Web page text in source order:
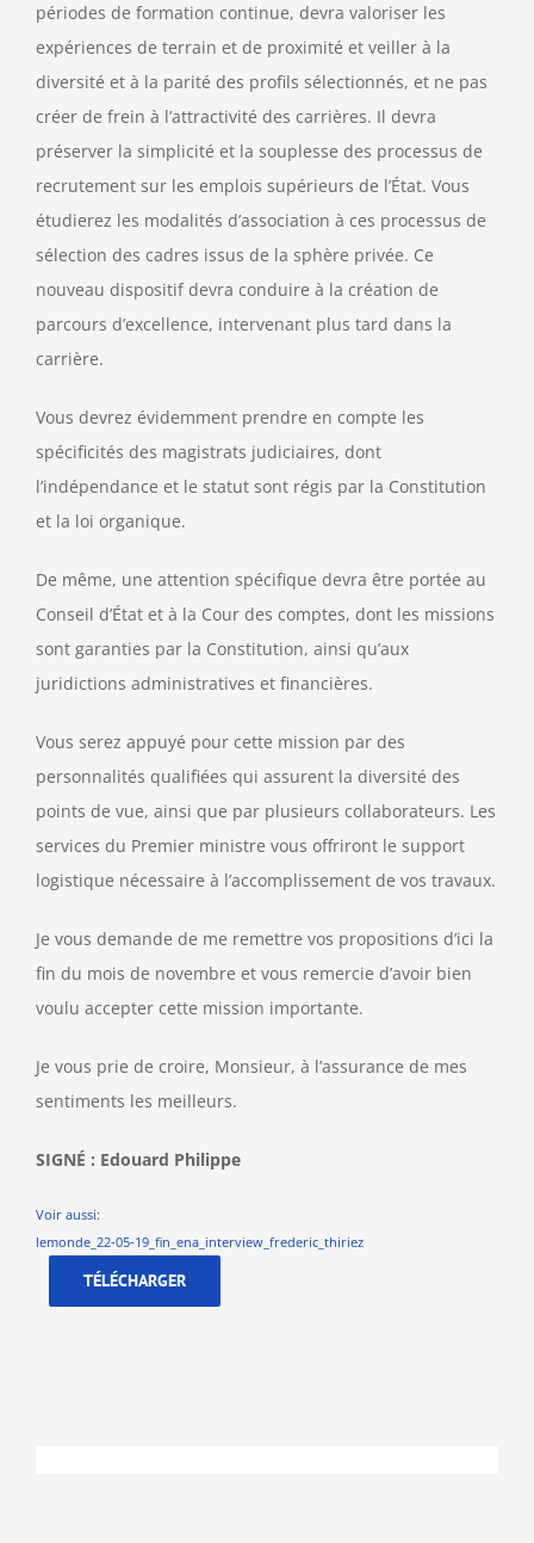
périodes de formation continue, devra valoriser les
expériences de terrain et de proximité et veiller à la
diversité et à la parité des profils sélectionnés, et ne pas
créer de frein à l’attractivité des carrières. Il devra
préserver la simplicité et la souplesse des processus de
recrutement sur les emplois supérieurs de l’État. Vous
étudierez les modalités d’association à ces processus de
sélection des cadres issus de la sphère privée. Ce
nouveau dispositif devra conduire à la création de
parcours d’excellence, intervenant plus tard dans la
carrière.
Vous devrez évidemment prendre en compte les
spécificités des magistrats judiciaires, dont
l’indépendance et le statut sont régis par la Constitution
et la loi organique.
De même, une attention spécifique devra être portée au
Conseil d’État et à la Cour des comptes, dont les missions
sont garanties par la Constitution, ainsi qu’aux
juridictions administratives et financières.
Vous serez appuyé pour cette mission par des
personnalités qualifiées qui assurent la diversité des
points de vue, ainsi que par plusieurs collaborateurs. Les
services du Premier ministre vous offriront le support
logistique nécessaire à l’accomplissement de vos travaux.
Je vous demande de me remettre vos propositions d’ici la
fin du mois de novembre et vous remercie d’avoir bien
voulu accepter cette mission importante.
Je vous prie de croire, Monsieur, à l’assurance de mes
sentiments les meilleurs.
SIGNÉ : Edouard Philippe
Voir aussi:
lemonde_22-05-19_fin_ena_interview_frederic_thiriez
TÉLÉCHARGER